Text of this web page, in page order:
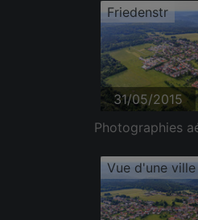
Friedenstr
31/05/2015
Photographies